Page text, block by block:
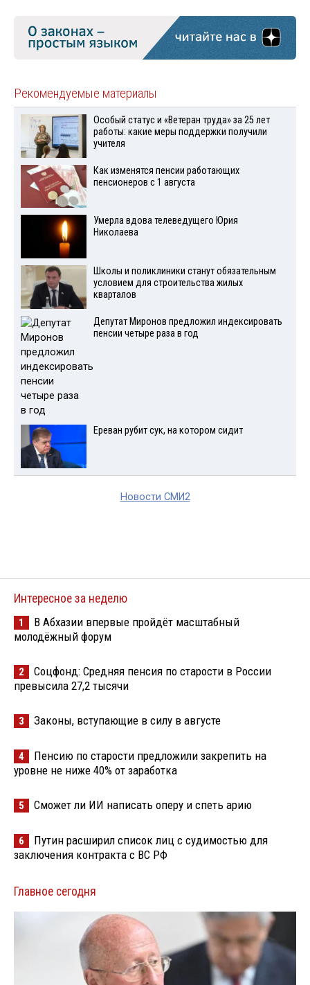
Рекомендуемые материалы
Особый статус и «Ветеран труда» за 25 лет
работы: какие меры поддержки получили
учителя
Как изменятся пенсии работающих
пенсионеров с 1 августа
Умерла вдова телеведущего Юрия
Николаева
Школы и поликлиники станут обязательным
условием для строительства жилых
кварталов
Депутат Миронов предложил индексировать
пенсии четыре раза в год
Ереван рубит сук, на котором сидит
Новости СМИ2
Интересное за неделю
1
В Абхазии впервые пройдёт масштабный
молодёжный форум
2
Соцфонд: Средняя пенсия по старости в России
превысила 27,2 тысячи
3 Законы, вступающие в силу в августе
4
Пенсию по старости предложили закрепить на
уровне не ниже 40% от заработка
5 Сможет ли ИИ написать оперу и спеть арию
6
Путин расширил список лиц с судимостью для
заключения контракта с ВС РФ
Главное сегодня